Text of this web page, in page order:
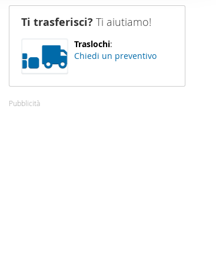
Ti trasferisci? Ti aiutiamo!
Traslochi:
Chiedi un preventivo
Pubblicità